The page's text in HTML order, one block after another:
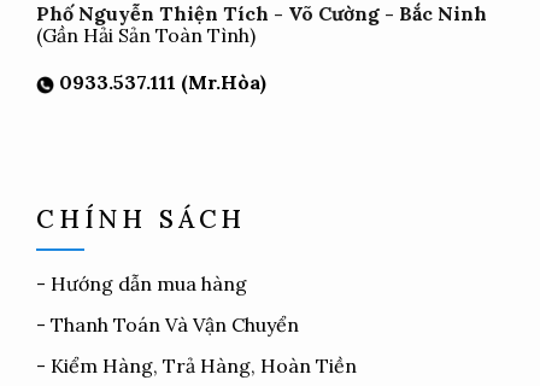
Phố Nguyễn Thiện Tích - Võ Cường - Bắc Ninh
(Gần Hải Sản Toàn Tình)
0933.537.111 (Mr.Hòa)
CHÍNH SÁCH
- Hướng dẫn mua hàng
- Thanh Toán Và Vận Chuyển
- Kiểm Hàng, Trả Hàng, Hoàn Tiền